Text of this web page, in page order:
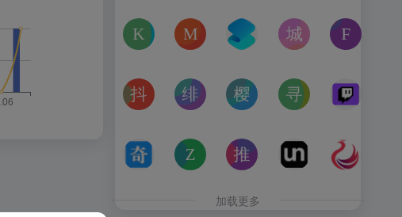
kagurafan
游戏补丁分享网站
MCBBS
MCBBS我的世界中文论坛官网入口
转换云
转换云（
城市交通健康榜
高德地图中国主要
抖音课堂
抖音旗下综合学习平台，覆盖抖音、今日头条、西瓜视
绯月论坛
绯月是一个以动漫、游戏、音乐、绘画等为
樱之空动漫
樱之空动漫是一个专为动漫爱
寻宝天行
完美世界官方授权
奇书网
TXT电子书免费下载,TXT全集下载,小说TXT下载,全本完
Zoom Earth
Zoom Earth风暴追踪器，实时天气和卫星图
推次元
推次元a2cy.com(T站)是以
Unblast – 免费
Unblast是免费设
加载更多